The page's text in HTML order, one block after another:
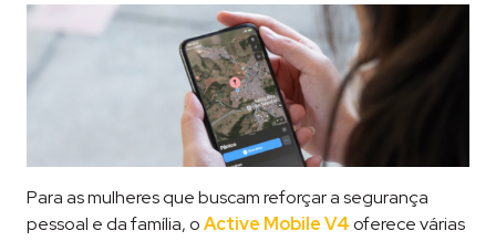
Para as mulheres que buscam reforçar a segurança
pessoal e da família, oActive Mobile V4oferece várias